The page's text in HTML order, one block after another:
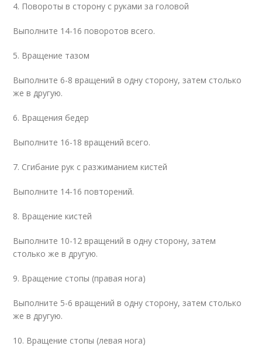
4. Повороты в сторону с руками за головой
Выполните 14-16 поворотов всего.
5. Вращение тазом
Выполните 6-8 вращений в одну сторону, затем столько
же в другую.
6. Вращения бедер
Выполните 16-18 вращений всего.
7. Сгибание рук с разжиманием кистей
Выполните 14-16 повторений.
8. Вращение кистей
Выполните 10-12 вращений в одну сторону, затем
столько же в другую.
9. Вращение стопы (правая нога)
Выполните 5-6 вращений в одну сторону, затем столько
же в другую.
10. Вращение стопы (левая нога)